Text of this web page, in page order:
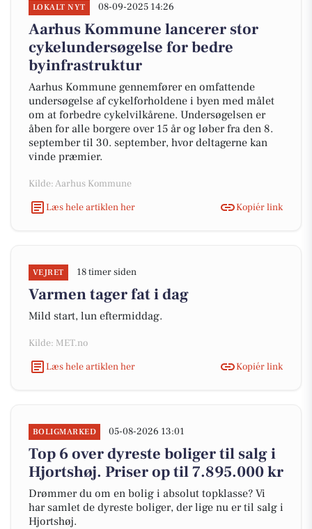
LOKALT NYT 08-09-2025 14:26
Aarhus Kommune lancerer stor
cykelundersøgelse for bedre
byinfrastruktur
Aarhus Kommune gennemfører en omfattende
undersøgelse af cykelforholdene i byen med målet
om at forbedre cykelvilkårene. Undersøgelsen er
åben for alle borgere over 15 år og løber fra den 8.
september til 30. september, hvor deltagerne kan
vinde præmier.
Kilde: Aarhus Kommune
Læs hele artiklen her
Kopiér link
VEJRET 18 timer siden
Varmen tager fat i dag
Mild start, lun eftermiddag.
Kilde: MET.no
Læs hele artiklen her
Kopiér link
BOLIGMARKED 05-08-2026 13:01
Top 6 over dyreste boliger til salg i
Hjortshøj. Priser op til 7.895.000 kr
Drømmer du om en bolig i absolut topklasse? Vi
har samlet de dyreste boliger, der lige nu er til salg i
Hjortshøj.